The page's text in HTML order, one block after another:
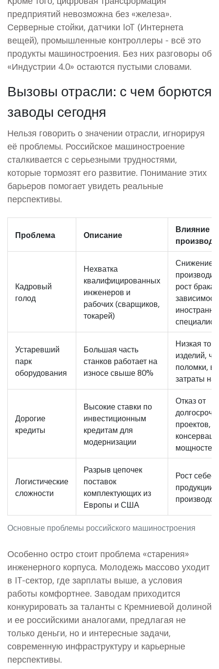
предприятий невозможна без «железа».
Серверные стойки, датчики IoT (Интернета
вещей), промышленные контроллеры - всё это
продукты машиностроения. Без них разговоры об
«Индустрии 4.0» остаются пустыми словами.
Вызовы отрасли: с чем борются
заводы сегодня
Нельзя говорить о значении отрасли, игнорируя
её проблемы. Российское машиностроение
сталкивается с серьезными трудностями,
которые тормозят его развитие. Понимание этих
барьеров помогает увидеть реальные
перспективы.
Основные проблемы российского машиностроения
Проблема Описание
Влияние
Кадровый
голод
Нехватка
квалифицированных
инженеров и
рабочих (сварщиков,
токарей)
Снижение
рост брака,
Устаревший
парк
оборудования
Большая часть
станков работает на
износе свыше 80%
Низкая
изделий,
поломки,
затраты на
Дорогие
кредиты
Высокие ставки по
инвестиционным
кредитам для
модернизации
Отказ от
проектов,
мощностей
Логистические
сложности
Разрыв цепочек
поставок
комплектующих из
Европы и США
Рост
продукции,
Особенно остро стоит проблема «старения»
инженерного корпуса. Молодежь массово уходит
в IT-сектор, где зарплаты выше, а условия
работы комфортнее. Заводам приходится
конкурировать за таланты с Кремниевой долиной
и ее российскими аналогами, предлагая не
только деньги, но и интересные задачи,
современную инфраструктуру и карьерные
перспективы.